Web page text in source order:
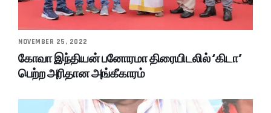
NOVEMBER 25, 2022
கோவா இந்தியன் பனோரமா திரையிடலில் ‘கிடா’
பெற்ற அரிதான அங்கீகாரம்